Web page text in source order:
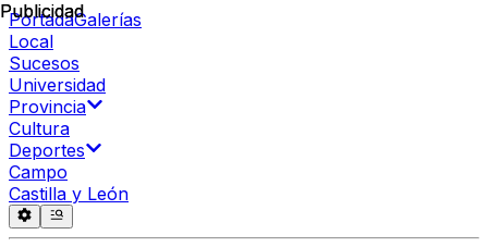
PortadaGalerías
Local
Sucesos
Universidad
Provincia
Cultura
Deportes
Campo
Castilla y León
Publicidad
Publicidad